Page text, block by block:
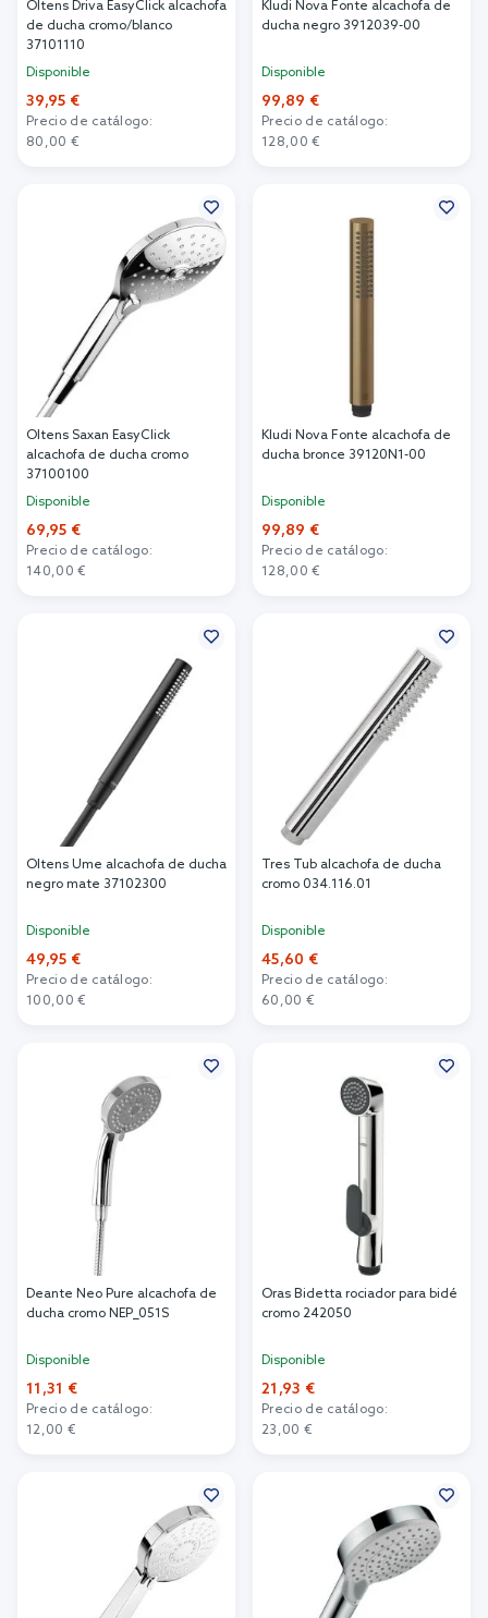
Oltens Driva EasyClick alcachofa
de ducha cromo/blanco
37101110
Disponible
39,95 €
Precio de catálogo:
80,00 €
Kludi Nova Fonte alcachofa de
ducha negro 3912039-00
Disponible
99,89 €
Precio de catálogo:
128,00 €
Oltens Saxan EasyClick
alcachofa de ducha cromo
37100100
Disponible
69,95 €
Precio de catálogo:
140,00 €
Kludi Nova Fonte alcachofa de
ducha bronce 39120N1-00
Disponible
99,89 €
Precio de catálogo:
128,00 €
Oltens Ume alcachofa de ducha
negro mate 37102300
Disponible
49,95 €
Precio de catálogo:
100,00 €
Tres Tub alcachofa de ducha
cromo 034.116.01
Disponible
45,60 €
Precio de catálogo:
60,00 €
Deante Neo Pure alcachofa de
ducha cromo NEP_051S
Disponible
11,31 €
Precio de catálogo:
12,00 €
Oras Bidetta rociador para bidé
cromo 242050
Disponible
21,93 €
Precio de catálogo:
23,00 €